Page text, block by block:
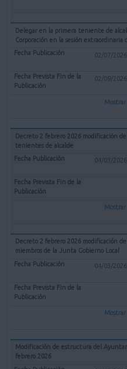
Delegar en la primera teniente de
Corporación en la sesión
02/07/2026
02/09/2026
Mostrar
Decreto 2 febrero 2026 modificación
tenientes de alcalde
04/03/2026
Mostrar
Decreto 2 febrero 2026 modificación
miembros de la Junta Gobierno Local
04/03/2026
Mostrar
Modificación de estructura del
febrero 2026